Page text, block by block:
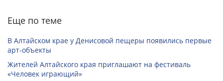
Еще по теме
В Алтайском крае у Денисовой пещеры появились первые
арт-объекты
Жителей Алтайского края приглашают на фестиваль
«Человек играющий»